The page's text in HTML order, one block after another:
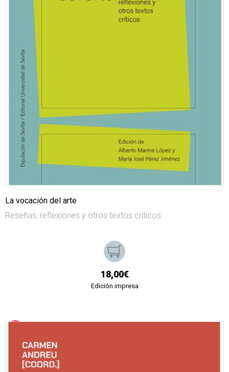
La vocación del arte
Reseñas, reflexiones y otros textos críticos
18,00€
Edición impresa